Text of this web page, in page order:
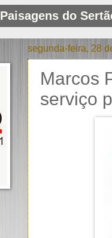
Paisagens do
segunda-feira, 28
Marcos
serviço